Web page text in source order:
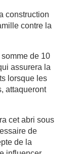
construction
contre la
de 10
assurera la
lorsque les
attaqueront
cet abri sous
de
de la